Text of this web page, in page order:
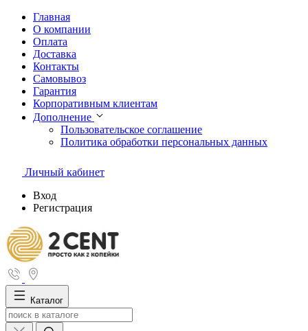
Главная
О компании
Оплата
Доставка
Контакты
Самовывоз
Гарантия
Корпоративным клиентам
Дополнение
Пользовательское соглашение
Политика обработки персональных данных
Личный кабинет
Вход
Регистрация
Каталог